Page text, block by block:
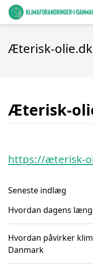
Æterisk-olie.dk
Æterisk-
https://æterisk-
Seneste indlæg
Hvordan dagens
Hvordan påvirker
Danmark